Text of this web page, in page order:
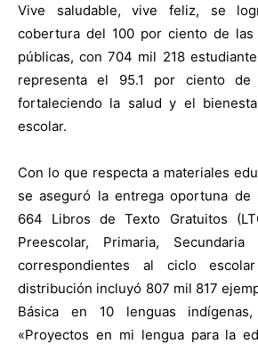
Vive saludable, vive feliz, se
cobertura del 100 por ciento de las
públicas, con 704 mil 218
representa el 95.1 por ciento de
fortaleciendo la salud y el
escolar.
Con lo que respecta a materiales
se aseguró la entrega oportuna
664 Libros de Texto Gratuitos
Preescolar, Primaria, Secundaria
correspondientes al ciclo
distribución incluyó 807 mil 817
Básica en 10 lenguas
«Proyectos en mi lengua para la